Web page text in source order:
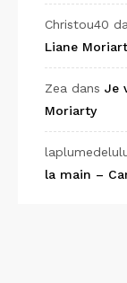
Christou40
Liane
Zea dans Je
Moriarty
la main –